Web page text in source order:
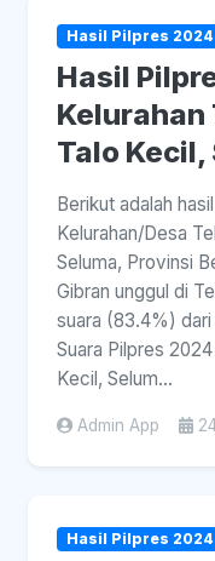
Hasil Pilpres 2024
Hasil
Kelurahan
Talo Kecil,
Berikut adalah
Kelurahan/Desa
Seluma, Provinsi
Gibran unggul di
suara (83.4%)
Suara Pilpres
Kecil, Selum...
Admin App
Hasil Pilpres 2024